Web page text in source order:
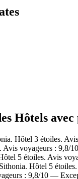
Hôtels
Hôtel 3 étoiles.
voyageurs : 9,8/
5 étoiles. Avis
Hôtel 5
: 9,8/10 —